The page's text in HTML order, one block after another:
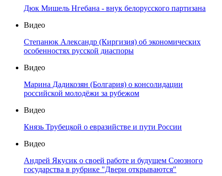
Дюк Мишель Нгебана - внук белорусского партизана
Видео
Степанюк Александр (Киргизия) об экономических
особенностях русской диаспоры
Видео
Марина Дадикозян (Болгария) о консолидации
российской молодёжи за рубежом
Видео
Князь Трубецкой о евразийстве и пути России
Видео
Андрей Якусик о своей работе и будущем Союзного
государства в рубрике "Двери открываются"